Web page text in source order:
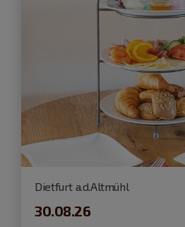
Dietfurt a.d.Altmühl
30.08.26